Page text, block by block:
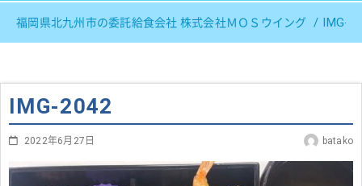
福岡県北九州市の委託給食会社 株式会社ＭＯＳウイング IMG-
IMG-2042
2022年6月27日 batako